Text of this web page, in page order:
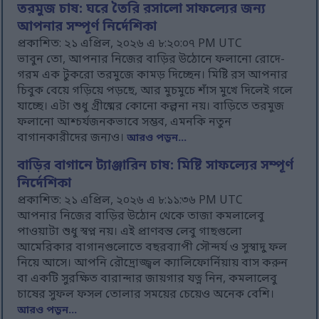
তরমুজ চাষ: ঘরে তৈরি রসালো সাফল্যের জন্য
আপনার সম্পূর্ণ নির্দেশিকা
প্রকাশিত: ২১ এপ্রিল, ২০২৬ এ ৮:২০:০৭ PM UTC
ভাবুন তো, আপনার নিজের বাড়ির উঠোনে ফলানো রোদে-
গরম এক টুকরো তরমুজে কামড় দিচ্ছেন। মিষ্টি রস আপনার
চিবুক বেয়ে গড়িয়ে পড়ছে, আর মুচমুচে শাঁস মুখে দিলেই গলে
যাচ্ছে। এটা শুধু গ্রীষ্মের কোনো কল্পনা নয়। বাড়িতে তরমুজ
ফলানো আশ্চর্যজনকভাবে সম্ভব, এমনকি নতুন
বাগানকারীদের জন্যও।আরও পড়ুন...
বাড়ির বাগানে ট্যাঞ্জারিন চাষ: মিষ্টি সাফল্যের সম্পূর্ণ
নির্দেশিকা
প্রকাশিত: ২১ এপ্রিল, ২০২৬ এ ৮:১১:৩৬ PM UTC
আপনার নিজের বাড়ির উঠোন থেকে তাজা কমলালেবু
পাওয়াটা শুধু স্বপ্ন নয়। এই প্রাণবন্ত লেবু গাছগুলো
আমেরিকার বাগানগুলোতে বছরব্যাপী সৌন্দর্য ও সুস্বাদু ফল
নিয়ে আসে। আপনি রৌদ্রোজ্জ্বল ক্যালিফোর্নিয়ায় বাস করুন
বা একটি সুরক্ষিত বারান্দার জায়গার যত্ন নিন, কমলালেবু
চাষের সুফল ফসল তোলার সময়ের চেয়েও অনেক বেশি।
আরও পড়ুন...